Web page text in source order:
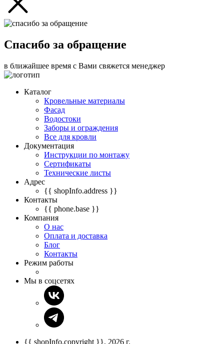
Спасибо за обращение
в ближайшее время с Вами свяжется менеджер
Каталог
Кровельные материалы
Фасад
Водостоки
Заборы и ограждения
Все для кровли
Документация
Инструкции по монтажу
Сертификаты
Технические листы
Адрес
{{ shopInfo.address }}
Контакты
{{ phone.base }}
Компания
О нас
Оплата и доставка
Блог
Контакты
Режим работы
Мы в соцсетях
{{ shopInfo.copyright }}, 2026 г.